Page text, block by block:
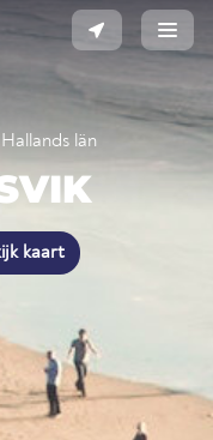
Hallands län
kaart